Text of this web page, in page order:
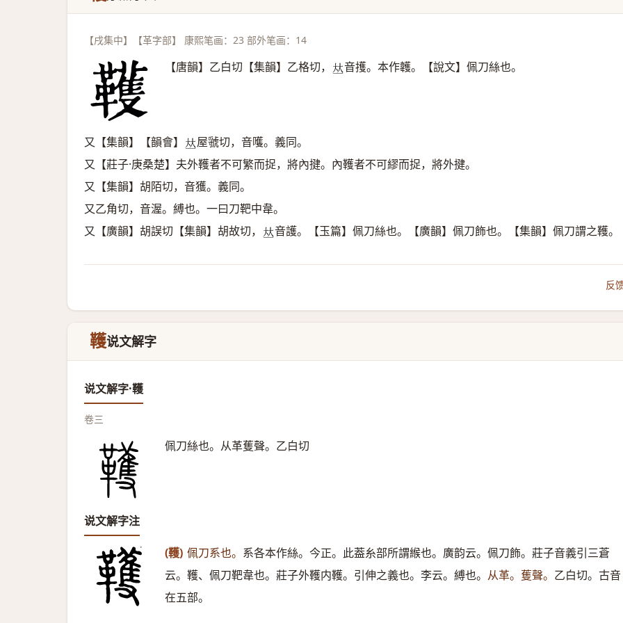
【戌集中】【革字部】 康熙笔画：23 部外笔画：14
【唐韻】乙白切【集韻】乙格切， 𠀤音擭。本作䪝。【說文】佩刀絲也。
又【集韻】【韻會】 𠀤屋虢切，音嚄。義同。
又【莊子·庚桑楚】夫外韄者不可繁而捉，將內揵。內韄者不可繆而捉，將外揵。
又【集韻】胡陌切，音獲。義同。
又乙角切，音渥。縛也。一曰刀靶中韋。
又【廣韻】胡誤切【集韻】胡故切， 𠀤音護。【玉篇】佩刀絲也。【廣韻】佩刀飾也。【集韻】佩刀謂之韄。
反
韄说文解字
说文解字·韄
卷三
佩刀絲也。从革蒦聲。乙白切
说文解字注
(韄) 佩刀系也。 系各本作絲。今正。此葢糸部所謂緱也。廣韵云。佩刀飾。莊子音義引三蒼
云。韄、佩刀靶韋也。莊子外韄内韄。引伸之義也。李云。縛也。 从革。蒦聲。 乙白切。古音
在五部。